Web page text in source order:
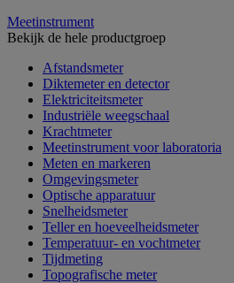
Meetinstrument
Bekijk de hele productgroep
Afstandsmeter
Diktemeter en detector
Elektriciteitsmeter
Industriële weegschaal
Krachtmeter
Meetinstrument voor laboratoria
Meten en markeren
Omgevingsmeter
Optische apparatuur
Snelheidsmeter
Teller en hoeveelheidsmeter
Temperatuur- en vochtmeter
Tijdmeting
Topografische meter